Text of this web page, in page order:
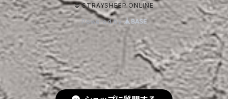
© STRAYSHEEP ONLINE
Powered by